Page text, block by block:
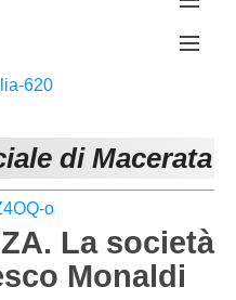
Carica la tua Rosa
di Macerata
La società
Monaldi